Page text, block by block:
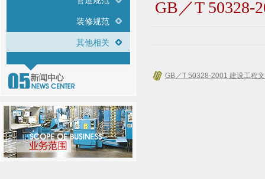
装修规范
其他相关
GB／T
GB／T 50328-2001 建设工程